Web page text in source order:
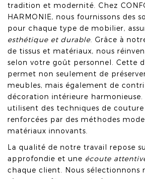
tradition et modernité. Chez
HARMONIE, nous fournissons des
pour chaque type de mobilier,
esthétique et durable . Grâce à
de tissus et matériaux, nous
selon votre goût personnel. Cette
permet non seulement de
meubles, mais également de
décoration intérieure harmonieuse.
utilisent des techniques de
renforcées par des méthodes
matériaux innovants.
La qualité de notre travail repose
approfondie et une écoute
chaque client. Nous sélectionnons